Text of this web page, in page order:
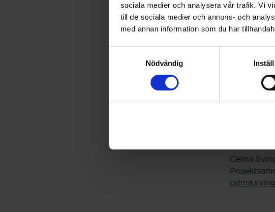
sociala medier och analysera vår trafik. Vi
till de sociala medier och annons- och
med annan information som du har
Nödvändig
ett av
riktlinje för
är bland
Celina